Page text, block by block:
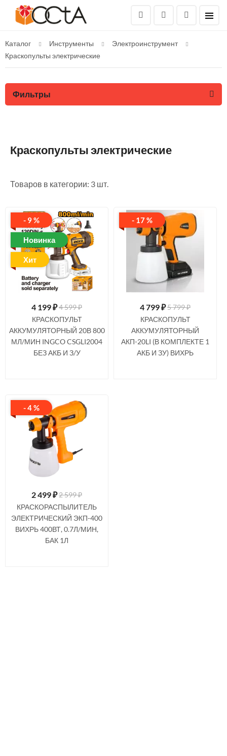
Каталог Инструменты
Электроинструмент
Краскопульты электрические
Фильтры
Краскопульты электрические
Товаров в категории: 3 шт.
- 9 %
Новинка
Хит
4 199₽4 599 ₽
КРАСКОПУЛЬТ
АККУМУЛЯТОРНЫЙ 20В 800
МЛ/МИН INGCO CSGLI2004
БЕЗ АКБ И З/У
- 17 %
4 799₽5 799 ₽
КРАСКОПУЛЬТ
АККУМУЛЯТОРНЫЙ
АКП-20LI (В КОМПЛЕКТЕ 1
АКБ И ЗУ) ВИХРЬ
- 4 %
2 499₽2 599 ₽
КРАСКОРАСПЫЛИТЕЛЬ
ЭЛЕКТРИЧЕСКИЙ ЭКП-400
ВИХРЬ 400ВТ, 0.7Л/МИН,
БАК 1Л